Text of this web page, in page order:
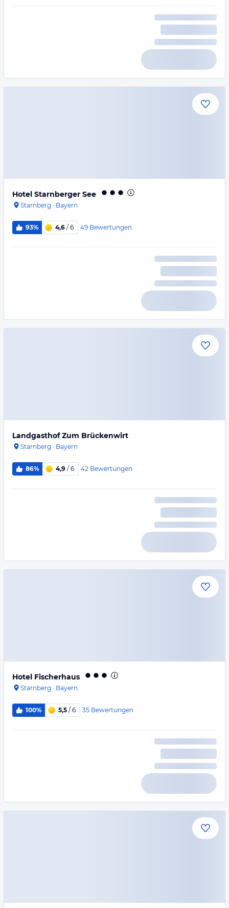
Hotel Starnberger See
Starnberg · Bayern
93% 4,6 / 6 49 Bewertungen
Landgasthof Zum Brückenwirt
Starnberg · Bayern
86% 4,9 / 6 42 Bewertungen
Hotel Fischerhaus
Starnberg · Bayern
100% 5,5 / 6 35 Bewertungen